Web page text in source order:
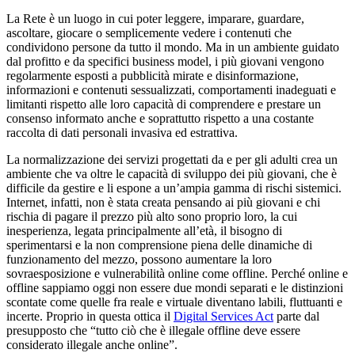
La Rete è un luogo in cui poter leggere, imparare, guardare,
ascoltare, giocare o semplicemente vedere i contenuti che
condividono persone da tutto il mondo. Ma in un ambiente guidato
dal profitto e da specifici business model, i più giovani vengono
regolarmente esposti a pubblicità mirate e disinformazione,
informazioni e contenuti sessualizzati, comportamenti inadeguati e
limitanti rispetto alle loro capacità di comprendere e prestare un
consenso informato anche e soprattutto rispetto a una costante
raccolta di dati personali invasiva ed estrattiva.
La normalizzazione dei servizi progettati da e per gli adulti crea un
ambiente che va oltre le capacità di sviluppo dei più giovani, che è
difficile da gestire e li espone a un’ampia gamma di rischi sistemici.
Internet, infatti, non è stata creata pensando ai più giovani e chi
rischia di pagare il prezzo più alto sono proprio loro, la cui
inesperienza, legata principalmente all’età, il bisogno di
sperimentarsi e la non comprensione piena delle dinamiche di
funzionamento del mezzo, possono aumentare la loro
sovraesposizione e vulnerabilità online come offline. Perché online e
offline sappiamo oggi non essere due mondi separati e le distinzioni
scontate come quelle fra reale e virtuale diventano labili, fluttuanti e
incerte. Proprio in questa ottica il Digital Services Actparte dal
presupposto che “tutto ciò che è illegale offline deve essere
considerato illegale anche online”.